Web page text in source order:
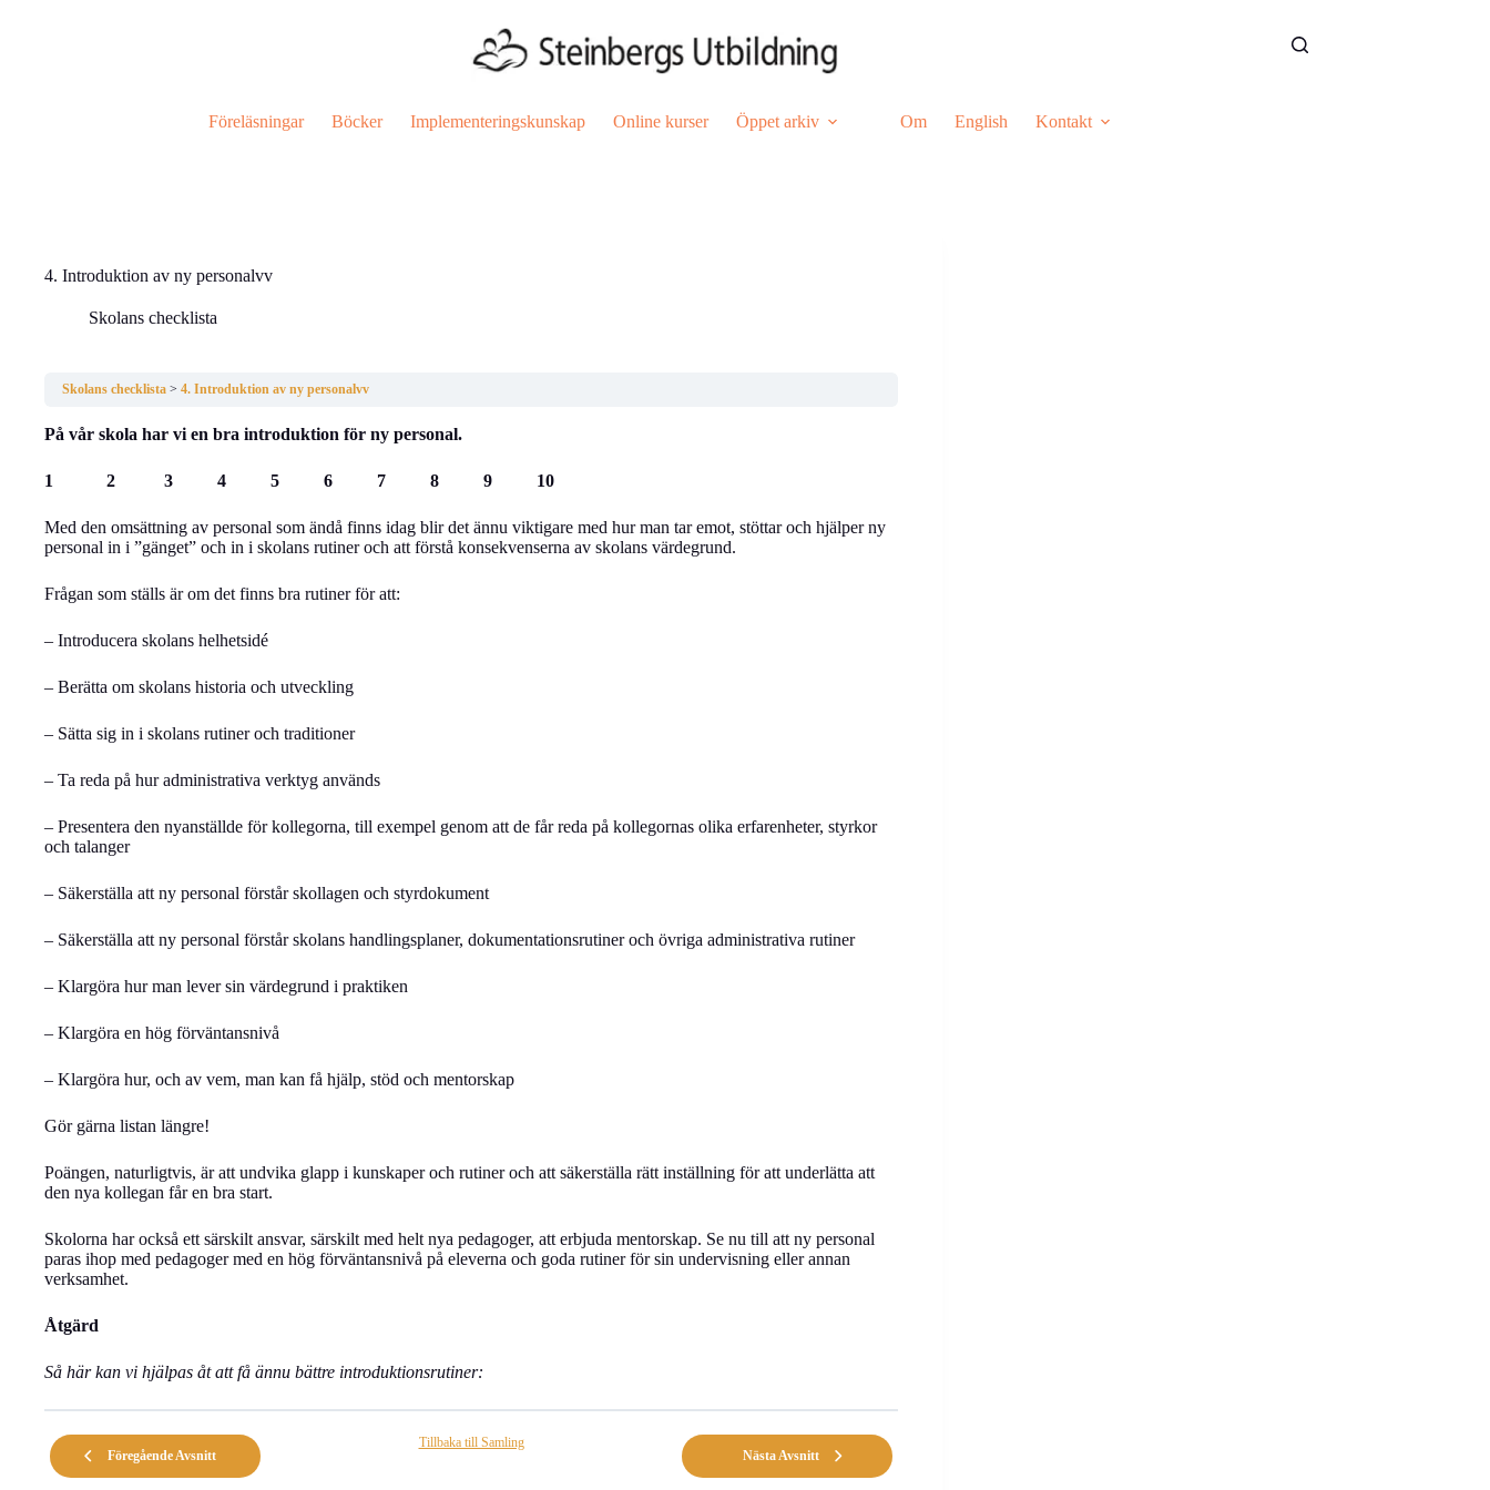
Föreläsningar Böcker Implementeringskunskap Online kurser Öppet arkiv Om English Kontakt
4. Introduktion av ny personalvv
Skolans checklista
Skolans checklista 4. Introduktion av ny personalvv
På vår skola har vi en bra introduktion för ny personal.
1 2 3 4 5 6 7 8 9 10
Med den omsättning av personal som ändå finns idag blir det ännu viktigare med hur man tar emot, stöttar och hjälper ny
personal in i ”gänget” och in i skolans rutiner och att förstå konsekvenserna av skolans värdegrund.
Frågan som ställs är om det finns bra rutiner för att:
– Introducera skolans helhetsidé
– Berätta om skolans historia och utveckling
– Sätta sig in i skolans rutiner och traditioner
– Ta reda på hur administrativa verktyg används
– Presentera den nyanställde för kollegorna, till exempel genom att de får reda på kollegornas olika erfarenheter, styrkor
och talanger
– Säkerställa att ny personal förstår skollagen och styrdokument
– Säkerställa att ny personal förstår skolans handlingsplaner, dokumentationsrutiner och övriga administrativa rutiner
– Klargöra hur man lever sin värdegrund i praktiken
– Klargöra en hög förväntansnivå
– Klargöra hur, och av vem, man kan få hjälp, stöd och mentorskap
Gör gärna listan längre!
Poängen, naturligtvis, är att undvika glapp i kunskaper och rutiner och att säkerställa rätt inställning för att underlätta att
den nya kollegan får en bra start.
Skolorna har också ett särskilt ansvar, särskilt med helt nya pedagoger, att erbjuda mentorskap. Se nu till att ny personal
paras ihop med pedagoger med en hög förväntansnivå på eleverna och goda rutiner för sin undervisning eller annan
verksamhet.
Åtgärd
Så här kan vi hjälpas åt att få ännu bättre introduktionsrutiner:
Föregående Avsnitt
Tillbaka till Samling
Nästa Avsnitt